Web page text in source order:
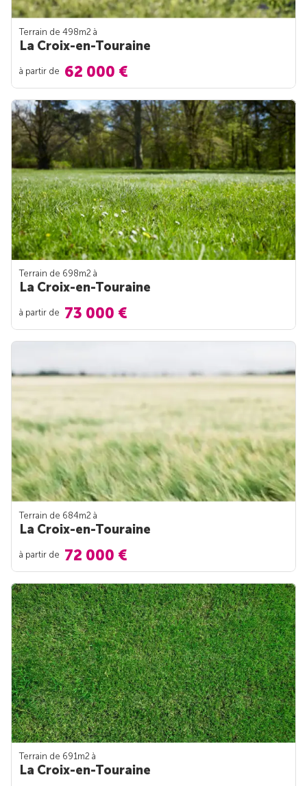
Terrain de 498m2 à
La Croix-en-Touraine
à partir de 62 000 €
Terrain de 698m2 à
La Croix-en-Touraine
à partir de 73 000 €
Terrain de 684m2 à
La Croix-en-Touraine
à partir de 72 000 €
Terrain de 691m2 à
La Croix-en-Touraine